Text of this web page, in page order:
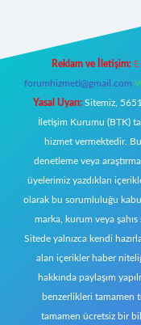
Reklam ve İletişim:
forumhizmeti@gmail.com
Yasal Uyarı: Sitemiz,
İletişim Kurumu (BTK)
hizmet vermektedir.
denetleme veya
üyelerimiz yazdıkları
olarak bu sorumluluğu
marka, kurum veya
Sitede yalnızca kendi
alan içerikler haber
hakkında paylaşım
benzerlikleri tamamen
tamamen ücretsiz bir